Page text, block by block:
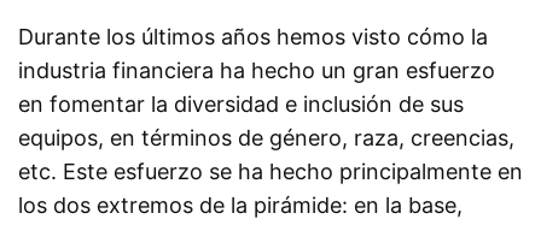
Durante los últimos años hemos visto cómo la
industria financiera ha hecho un gran esfuerzo
en fomentar la diversidad e inclusión de sus
equipos, en términos de género, raza, creencias,
etc. Este esfuerzo se ha hecho principalmente en
los dos extremos de la pirámide: en la base,